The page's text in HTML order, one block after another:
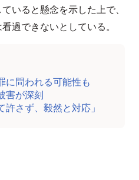
いると懸念を示した上で、
過できないとしている。
に問われる可能性も
害が深刻
さず、毅然と対応」